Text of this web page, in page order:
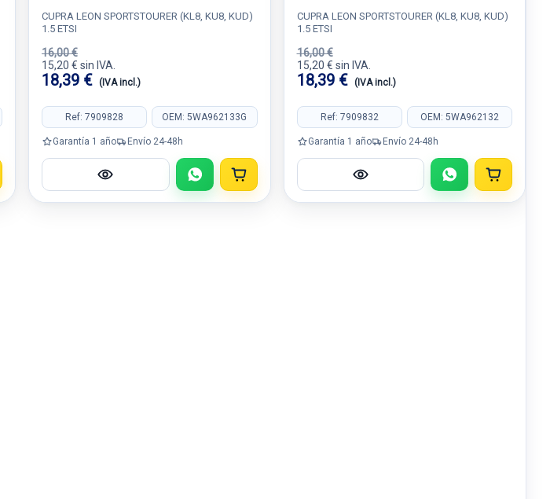
CUPRA LEON SPORTSTOURER (KL8, KU8, KUD)
1.5 ETSI
16,00 €
15,20 € sin IVA.
18,39 € (IVA incl.)
Ref: 7909828 OEM: 5WA962133G
Garantía 1 año Envío 24-48h
CUPRA LEON SPORTSTOURER (KL8, KU8, KUD)
1.5 ETSI
16,00 €
15,20 € sin IVA.
18,39 € (IVA incl.)
Ref: 7909832 OEM: 5WA962132
Garantía 1 año Envío 24-48h